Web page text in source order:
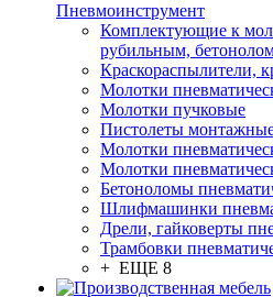
Пневмоинструмент
Комплектующие к
рубильным,
Краскораспылители,
Молотки
Молотки пучковые
Пистолеты
Молотки
Молотки
Бетоноломы
Шлифмашинки
Дрели, гайковерты
Трамбовки
+ ЕЩЕ 8